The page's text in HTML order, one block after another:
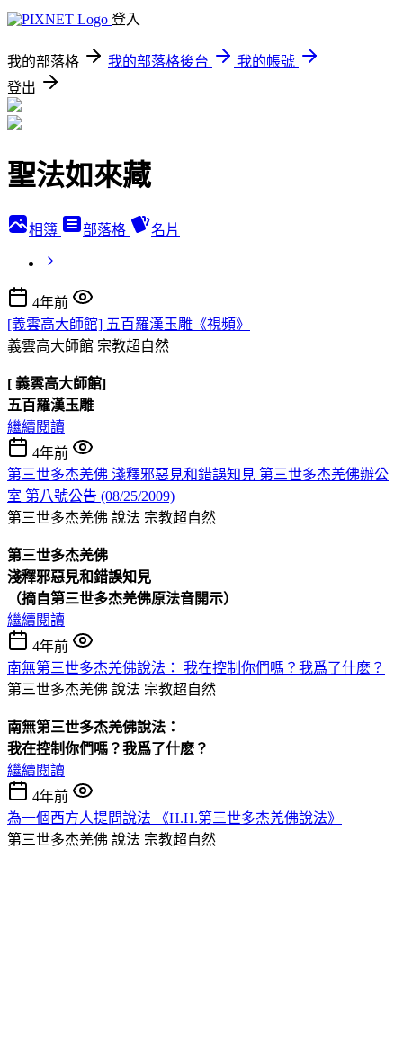
登入
我的部落格 我的部落格後台
我的帳號
登出
聖法如來藏
相簿 部落格 名片
4年前
[義雲高大師館] 五百羅漢玉雕《視頻》
義雲高大師館 宗教超自然
[ 義雲高大師館]
五百羅漢玉雕
繼續閱讀
4年前
第三世多杰羌佛 淺釋邪惡見和錯誤知見 第三世多杰羌佛辦公
室 第八號公告 (08/25/2009)
第三世多杰羌佛 說法 宗教超自然
第三世多杰羌佛
淺釋邪惡見和錯誤知見
（摘自第三世多杰羌佛原法音開示）
繼續閱讀
4年前
南無第三世多杰羌佛說法： 我在控制你們嗎？我爲了什麽？
第三世多杰羌佛 說法 宗教超自然
南無第三世多杰羌佛說法：
我在控制你們嗎？我爲了什麽？
繼續閱讀
4年前
為一個西方人提問說法 《H.H.第三世多杰羌佛說法》
第三世多杰羌佛 說法 宗教超自然